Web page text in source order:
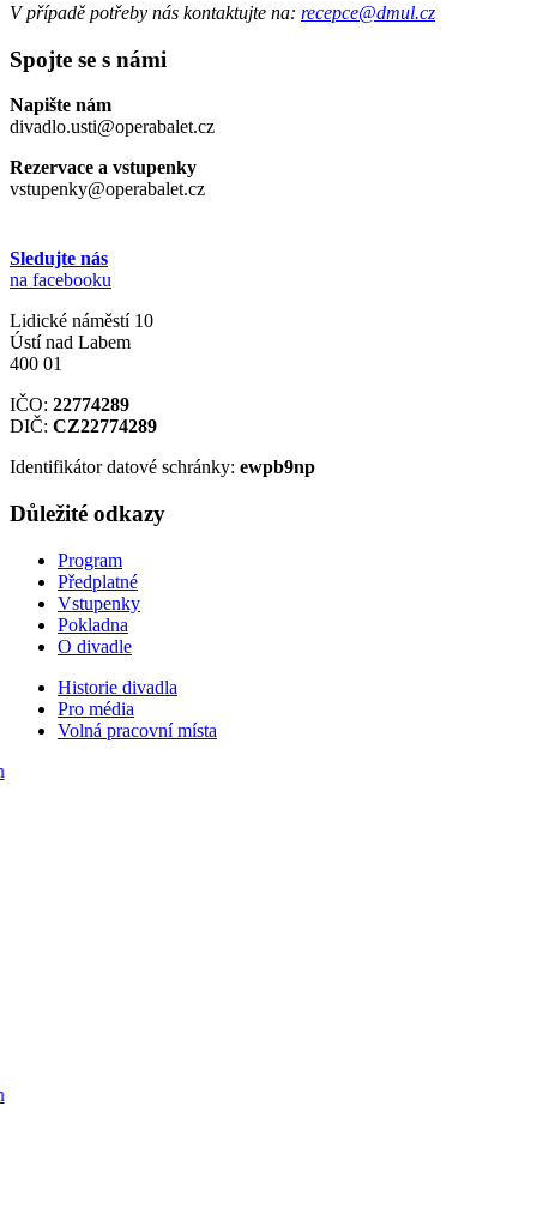
V případě potřeby nás kontaktujte na: recepce@dmul.cz
Spojte se s námi
Napište nám
divadlo.usti@operabalet.cz
Rezervace a vstupenky
vstupenky@operabalet.cz
Sledujte nás
na facebooku
Lidické náměstí 10
Ústí nad Labem
400 01
IČO: 22774289
DIČ: CZ22774289
Identifikátor datové schránky: ewpb9np
Důležité odkazy
Program
Předplatné
Vstupenky
Pokladna
O divadle
Historie divadla
Pro média
Volná pracovní místa